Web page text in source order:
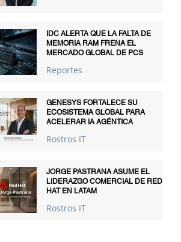
IDC ALERTA QUE LA FALTA DE
MEMORIA RAM FRENA EL
MERCADO GLOBAL DE PCS
Reportes
GENESYS FORTALECE SU
ECOSISTEMA GLOBAL PARA
ACELERAR IA AGÉNTICA
Rostros IT
JORGE PASTRANA ASUME EL
LIDERAZGO COMERCIAL DE RED
HAT EN LATAM
Rostros IT